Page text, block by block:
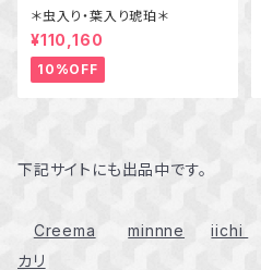
＊虫入り・葉入り琥珀＊
¥110,160
10%OFF
下記サイトにも出品中です。
Creema minnne iichi
カリ